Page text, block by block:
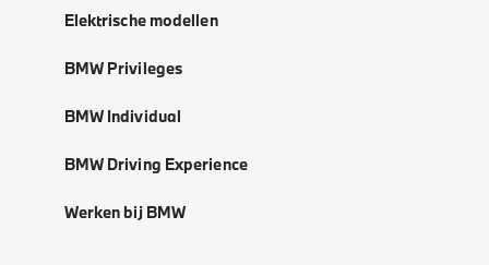
Elektrische modellen
BMW Privileges
BMW Individual
BMW Driving Experience
Werken bij BMW